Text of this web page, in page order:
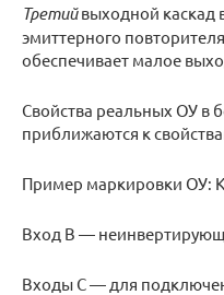
Третийвыходной каскад
эмиттерного
обеспечивает малое
Свойства реальных ОУ в
приближаются к
Пример маркировки ОУ:
Вход В —
Входы С — для